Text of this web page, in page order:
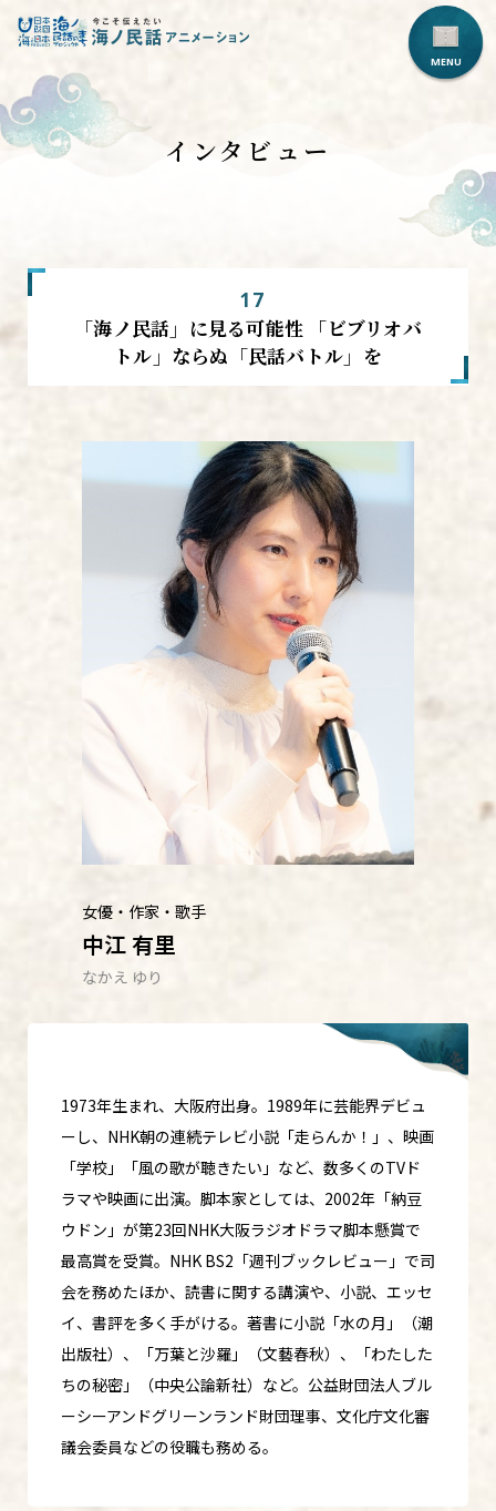
インタビュー
17
「海ノ民話」に見る可能性 「ビブリオバ
トル」ならぬ「民話バトル」を
女優・作家・歌手
中江 有里
なかえ ゆり
1973年生まれ、大阪府出身。1989年に芸能界デビュ
ーし、NHK朝の連続テレビ小説「走らんか！」、映画
「学校」「風の歌が聴きたい」など、数多くのTVド
ラマや映画に出演。脚本家としては、2002年「納豆
ウドン」が第23回NHK大阪ラジオドラマ脚本懸賞で
最高賞を受賞。NHK BS2「週刊ブックレビュー」で司
会を務めたほか、読書に関する講演や、小説、エッセ
イ、書評を多く手がける。著書に小説「水の月」（潮
出版社）、「万葉と沙羅」（文藝春秋）、「わたした
ちの秘密」（中央公論新社）など。公益財団法人ブル
ーシーアンドグリーンランド財団理事、文化庁文化審
議会委員などの役職も務める。